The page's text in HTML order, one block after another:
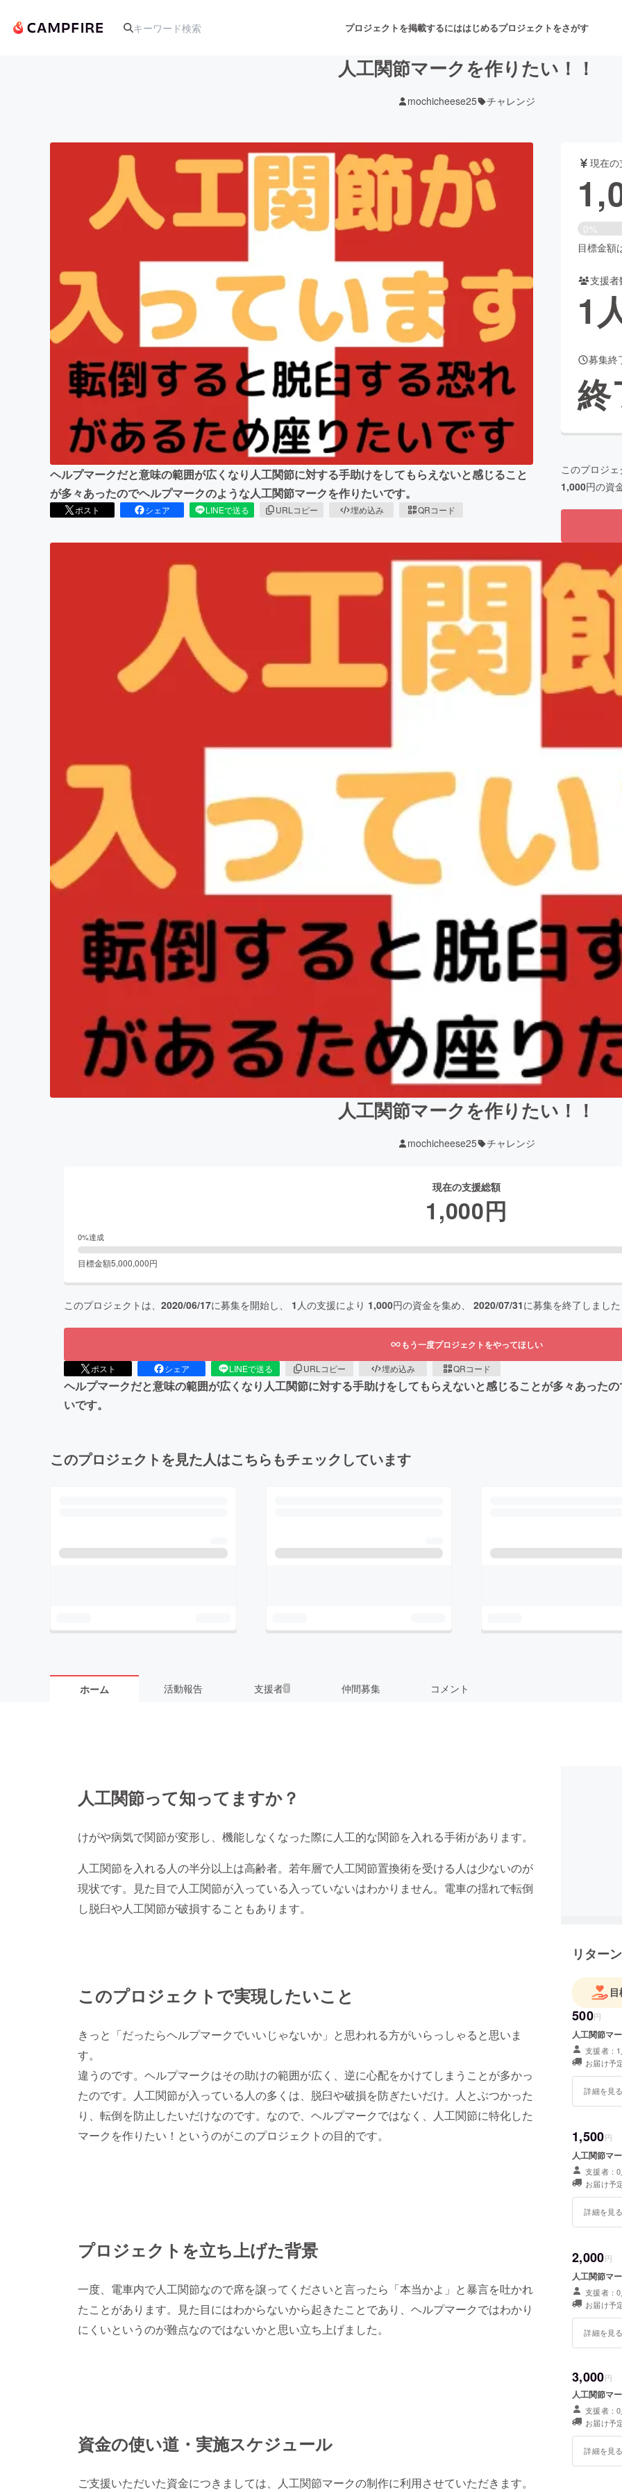
プロジェクトを掲載するにははじめるプロジェクトをさがす
アート・写真 音楽 舞台・パフォーマンス
テクノロジー・ガジェット ゲーム・サービス開発
チャレンジ ビューティー・ヘルスケ
まちづくり・地域活性化
CAMPFIRE for Social GoodCAMPFIRE Creation
CAMPFIREふるさと納税machi-yaコミュニティ
人工関節マークを作りたい！！
mochicheese25 チャレンジ
ヘルプマークだと意味の範囲が広くなり人工関節に対する手助けをしてもらえないと感じること
が多々あったのでヘルプマークのような人工関節マークを作りたいです。
ポスト シェア LINEで送る URLコピー 埋め込み QRコード
現在
0%
目標金額
支援者
1
募集終
終
このプロジ
1,000円の資
人工関節マークを作りたい！！
mochicheese25 チャレンジ
現在の支援総額
1,000円
0%達成
目標金額5,000,000円
このプロジェクトは、 2020/06/17に募集を開始し、 1 人の支援により 1,000円の資金を集め、 2020/07/31に募集を終了しました
もう一度プロジェクトをやってほしい
ポスト シェア LINEで送る URLコピー 埋め込み QRコード
ヘルプマークだと意味の範囲が広くなり人工関節に対する手助けをしてもらえないと感じることが多々あった
いです。
このプロジェクトを見た人はこちらもチェックしています
ホーム 活動報告 支援者 1 仲間募集 コメント
人工関節って知ってますか？
けがや病気で関節が変形し、機能しなくなった際に人工的な関節を入れる手術があります。
人工関節を入れる人の半分以上は高齢者。若年層で人工関節置換術を受ける人は少ないのが
現状です。見た目で人工関節が入っている入っていないはわかりません。電車の揺れで転倒
し脱臼や人工関節が破損することもあります。
このプロジェクトで実現したいこと
きっと「だったらヘルプマークでいいじゃないか」と思われる方がいらっしゃると思いま
す。
違うのです。ヘルプマークはその助けの範囲が広く、逆に心配をかけてしまうことが多かっ
たのです。人工関節が入っている人の多くは、脱臼や破損を防ぎたいだけ。人とぶつかった
り、転倒を防止したいだけなのです。なので、ヘルプマークではなく、人工関節に特化した
マークを作りたい！というのがこのプロジェクトの目的です。
プロジェクトを立ち上げた背景
一度、電車内で人工関節なので席を譲ってくださいと言ったら「本当かよ」と暴言を吐かれ
たことがあります。見た目にはわからないから起きたことであり、ヘルプマークではわかり
にくいというのが難点なのではないかと思い立ち上げました。
資金の使い道・実施スケジュール
ご支援いただいた資金につきましては、人工関節マークの制作に利用させていただきます。
リター
500円
人工関節マ
支援者：
お届け予
詳細を見
1,500円
人工関節マ
支援者：
お届け予
詳細を見
2,000円
人工関節マ
支援者：
お届け予
詳細を見
3,000円
人工関節マ
支援者：
お届け予
詳細を見